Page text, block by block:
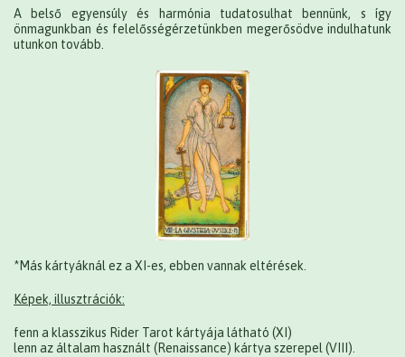
A belső egyensúly és harmónia tudatosulhat bennünk, s így
önmagunkban és felelősségérzetünkben megerősödve indulhatunk
utunkon tovább.
*Más kártyáknál ez a XI-es, ebben vannak eltérések.
Képek, illusztrációk:
fenn a klasszikus Rider Tarot kártyája látható (XI)
lenn az általam használt (Renaissance) kártya szerepel (VIII).